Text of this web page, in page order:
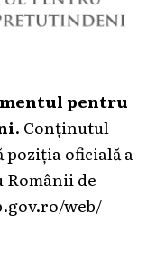
pentru
. Conținutul
poziția oficială a
de
web/